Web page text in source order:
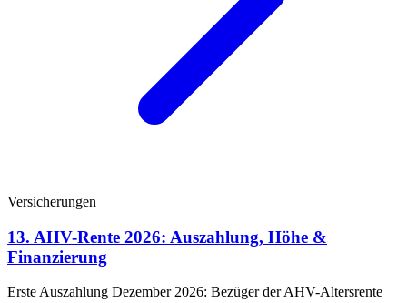
Versicherungen
13. AHV-Rente 2026: Auszahlung, Höhe &
Finanzierung
Erste Auszahlung Dezember 2026: Bezüger der AHV-Altersrente